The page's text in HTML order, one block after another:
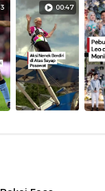
00:47